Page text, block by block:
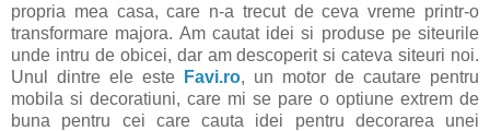
propria mea casa, care n-a trecut de ceva vreme printr-o
transformare majora. Am cautat idei si produse pe siteurile
unde intru de obicei, dar am descoperit si cateva siteuri noi.
Unul dintre ele este
Favi.ro, un motor de cautare pentru
mobila si decoratiuni, care mi se pare o optiune extrem de
buna pentru cei care cauta idei pentru decorarea unei